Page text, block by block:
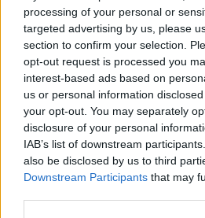
processing of your personal or
targeted advertising by us, please
section to confirm your selection.
opt-out request is processed you
interest-based ads based on
us or personal information
your opt-out. You may separately
disclosure of your personal
IAB’s list of downstream
also be disclosed by us to third
Downstream Participants that may